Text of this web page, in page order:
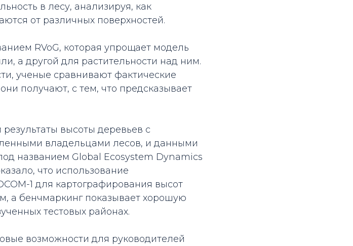
в лесу, анализируя, как
от различных поверхностей.
RVoG, которая упрощает модель
а другой для растительности над ним.
ученые сравнивают фактические
получают, с тем, что предсказывает
высоты деревьев с
владельцами лесов, и данными
названием Global Ecosystem Dynamics
что использование
1 для картографирования высот
а бенчмаркинг показывает хорошую
тестовых районах.
возможности для руководителей